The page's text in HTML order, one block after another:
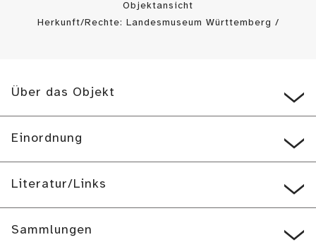
Objektansicht
Herkunft/Rechte: Landesmuseum Württemberg /
Über das Objekt
Einordnung
Literatur/Links
Sammlungen